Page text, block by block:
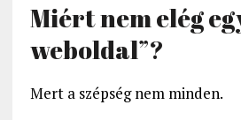
Miért nem elég
weboldal”?
Mert a szépség nem minden.